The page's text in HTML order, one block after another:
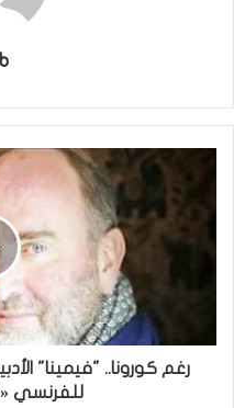
رغم كورونا.. "فيمينا"
للفرنسي